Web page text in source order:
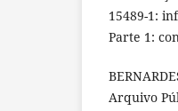
15489-1:
Parte 1:
Arquivo